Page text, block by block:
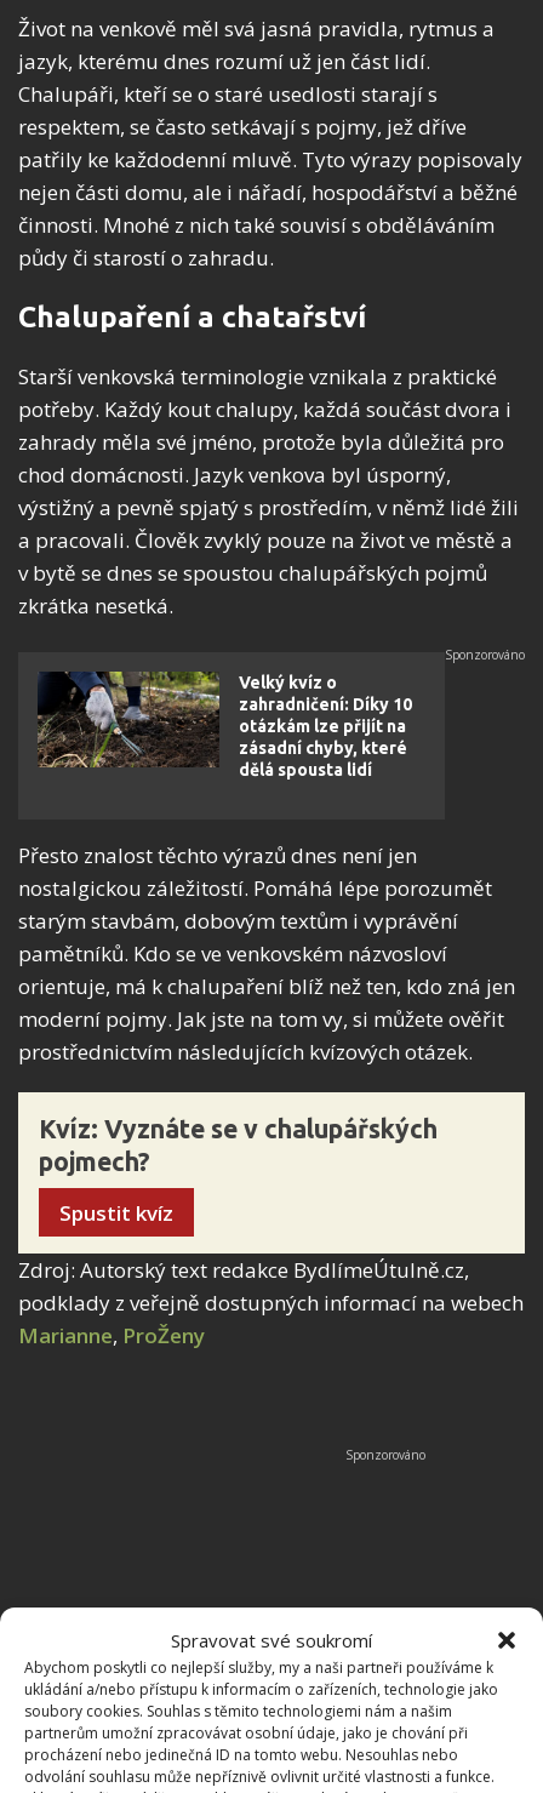
Spravovat své soukromí
Abychom poskytli co nejlepší služby, my a naši partneři používáme k
ukládání a/nebo přístupu k informacím o zařízeních, technologie jako
soubory cookies. Souhlas s těmito technologiemi nám a našim
partnerům umožní zpracovávat osobní údaje, jako je chování při
procházení nebo jedinečná ID na tomto webu. Nesouhlas nebo
odvolání souhlasu může nepříznivě ovlivnit určité vlastnosti a funkce.
Život na venkově měl svá jasná pravidla, rytmus a
jazyk, kterému dnes rozumí už jen část lidí.
Chalupáři, kteří se o staré usedlosti starají s
respektem, se často setkávají s pojmy, jež dříve
patřily ke každodenní mluvě. Tyto výrazy popisovaly
nejen části domu, ale i nářadí, hospodářství a běžné
činnosti. Mnohé z nich také souvisí s obděláváním
půdy či starostí o zahradu.
Chalupaření a chatařství
Starší venkovská terminologie vznikala z praktické
potřeby. Každý kout chalupy, každá součást dvora i
zahrady měla své jméno, protože byla důležitá pro
chod domácnosti. Jazyk venkova byl úsporný,
výstižný a pevně spjatý s prostředím, v němž lidé žili
a pracovali. Člověk zvyklý pouze na život ve městě a
v bytě se dnes se spoustou chalupářských pojmů
zkrátka nesetká.
Velký kvíz o
zahradničení: Díky 10
otázkám lze přijít na
zásadní chyby, které
dělá spousta lidí
Přesto znalost těchto výrazů dnes není jen
nostalgickou záležitostí. Pomáhá lépe porozumět
starým stavbám, dobovým textům i vyprávění
pamětníků. Kdo se ve venkovském názvosloví
orientuje, má k chalupaření blíž než ten, kdo zná jen
moderní pojmy. Jak jste na tom vy, si můžete ověřit
prostřednictvím následujících kvízových otázek.
Kvíz: Vyznáte se v chalupářských
pojmech?
Spustit kvíz
Zdroj: Autorský text redakce BydlímeÚtulně.cz,
podklady z veřejně dostupných informací na webech
Marianne, ProŽeny